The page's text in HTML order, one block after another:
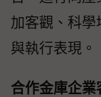
加客觀、科學
與執行表現。
合作金庫企業